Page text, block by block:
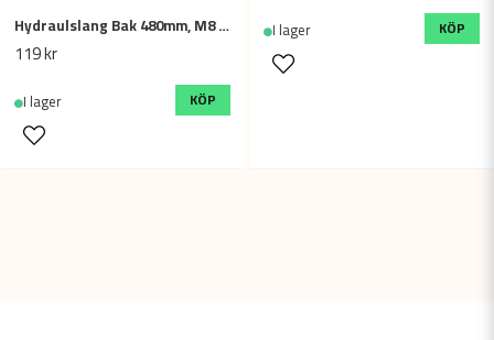
Hydraulslang Bak 480mm, M8 - 70 grader böj
119 kr
I lager KÖP
I lager KÖP